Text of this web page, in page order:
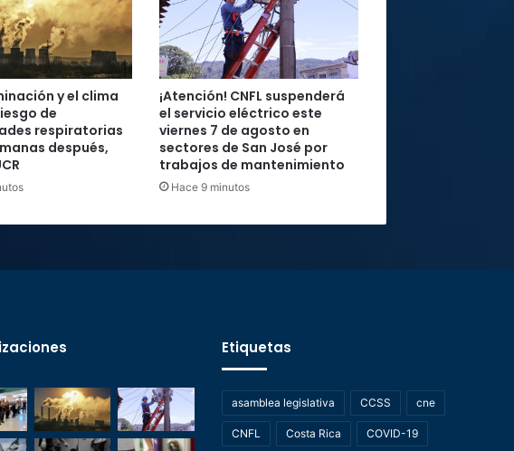
y el clima
de
respiratorias
después,
¡Atención! CNFL suspenderá
el servicio eléctrico este
viernes 7 de agosto en
sectores de San José por
trabajos de mantenimiento
Hace 9 minutos
Etiquetas
asamblea legislativa CCSS cne
CNFL Costa Rica COVID-19